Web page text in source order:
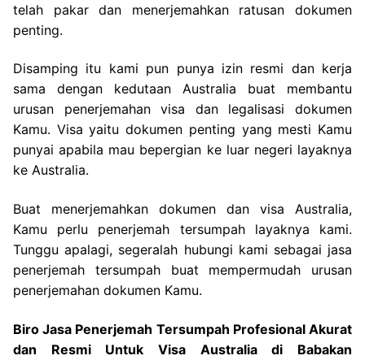
telah pakar dan menerjemahkan ratusan dokumen
penting.
Disamping itu kami pun punya izin resmi dan kerja
sama dengan kedutaan Australia buat membantu
urusan penerjemahan visa dan legalisasi dokumen
Kamu. Visa yaitu dokumen penting yang mesti Kamu
punyai apabila mau bepergian ke luar negeri layaknya
ke Australia.
Buat menerjemahkan dokumen dan visa Australia,
Kamu perlu penerjemah tersumpah layaknya kami.
Tunggu apalagi, segeralah hubungi kami sebagai jasa
penerjemah tersumpah buat mempermudah urusan
penerjemahan dokumen Kamu.
Biro Jasa Penerjemah Tersumpah Profesional Akurat
dan Resmi Untuk Visa Australia di Babakan